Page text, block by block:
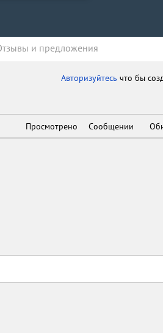
и предложения
Авторизуйтесь что бы
Просмотрено Сообщении